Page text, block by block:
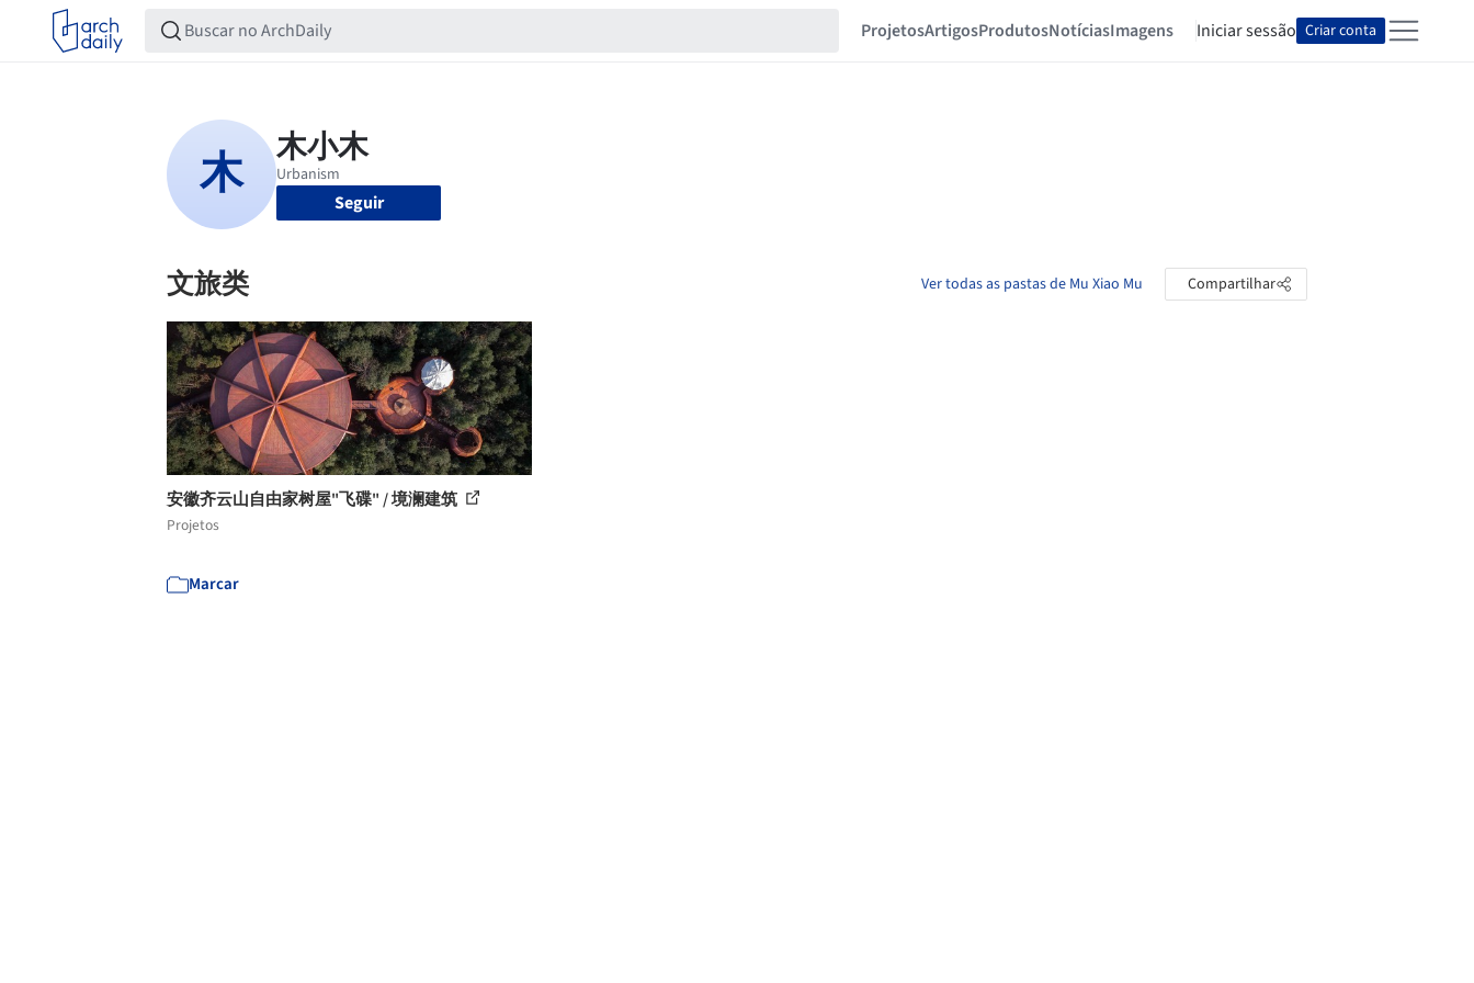
ProjetosArtigosProdutosNotíciasImagens Iniciar sessão Criar conta
Seguir
文旅类 Ver todas as pastas de Mu Xiao Mu Compartilhar
安徽齐云山自由家树屋"飞碟" / 境澜建筑
Projetos
Marcar